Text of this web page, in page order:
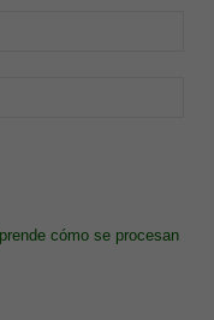
cómo se procesan